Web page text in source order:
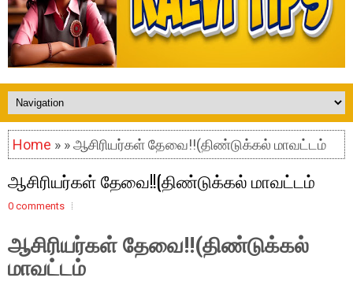
Home » » ஆசிரியர்கள் தேவை!!(திண்டுக்கல் மாவட்டம்
ஆசிரியர்கள் தேவை!!(திண்டுக்கல் மாவட்டம்
0 comments
ஆசிரியர்கள் தேவை!!(திண்டுக்கல்
மாவட்டம்